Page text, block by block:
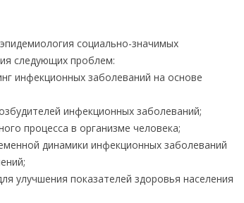
социально-значимых
следующих проблем:
инфекционных заболеваний на основе
инфекционных заболеваний;
процесса в организме человека;
динамики инфекционных заболеваний
улучшения показателей здоровья населения